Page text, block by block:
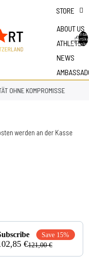
STORE
ABOUT US
ATHLETES
NEWS
der
OHNE KOMPROMISSE
werden an der Kasse
Save 15%
€121,00 €